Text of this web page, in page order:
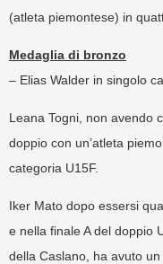
(atleta piemontese) in
Medaglia di bronzo
– Elias Walder in singolo
Leana Togni, non avendo
doppio con un’atleta
categoria U15F.
Iker Mato dopo essersi
e nella finale A del doppio
della Caslano, ha avuto